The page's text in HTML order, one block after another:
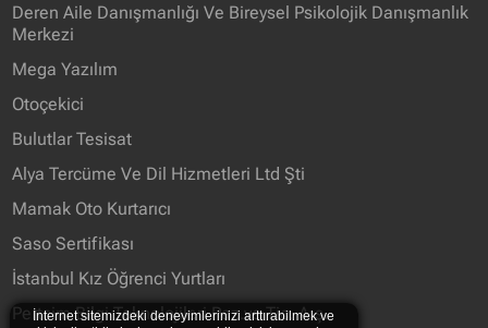
Deren Aile Danışmanlığı Ve Bireysel Psikolojik Danışmanlık
Merkezi
Mega Yazılım
Otoçekici
Bulutlar Tesisat
Alya Tercüme Ve Dil Hizmetleri Ltd Şti
Mamak Oto Kurtarıcı
Saso Sertifikası
İstanbul Kız Öğrenci Yurtları
Pertcim Bilgi Teknolojileri Paz.ve Tic. A.ş.
İnternet sitemizdeki deneyimlerinizi arttırabilmek ve